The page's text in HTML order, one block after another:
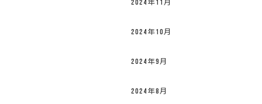
2024年11月
2024年10月
2024年9月
2024年8月